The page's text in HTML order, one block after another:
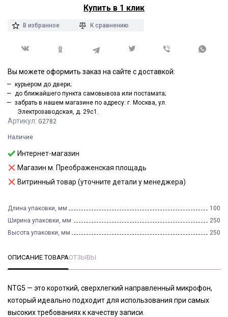
Артикул: G2782
Наличие
Интернет-магазин
Магазин м. Преображенская площадь
Витринный товар (уточните детали у менеджера)
Длина упаковки, мм
100
Ширина упаковки, мм
250
Высота упаковки, мм
250
Купить в 1 клик
В избранное К сравнению
Вы можете оформить заказ на сайте с доставкой:
курьером до двери;
до ближайшего пункта самовывоза или постамата;
забрать в нашем магазине по адресу: г. Москва, ул.
Электрозаводская, д. 29с1.
ОПИСАНИЕ ТОВАРАОТЗЫВЫ
NTG5 — это короткий, сверхлегкий направленный микрофон,
который идеально подходит для использования при самых
высоких требованиях к качеству записи.